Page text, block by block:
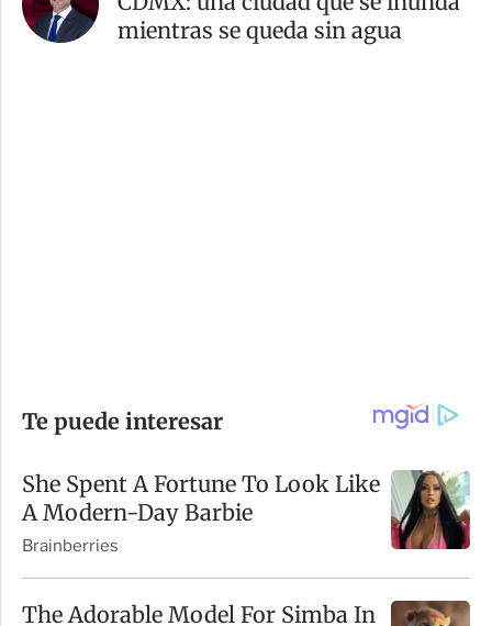
mientras se queda sin agua